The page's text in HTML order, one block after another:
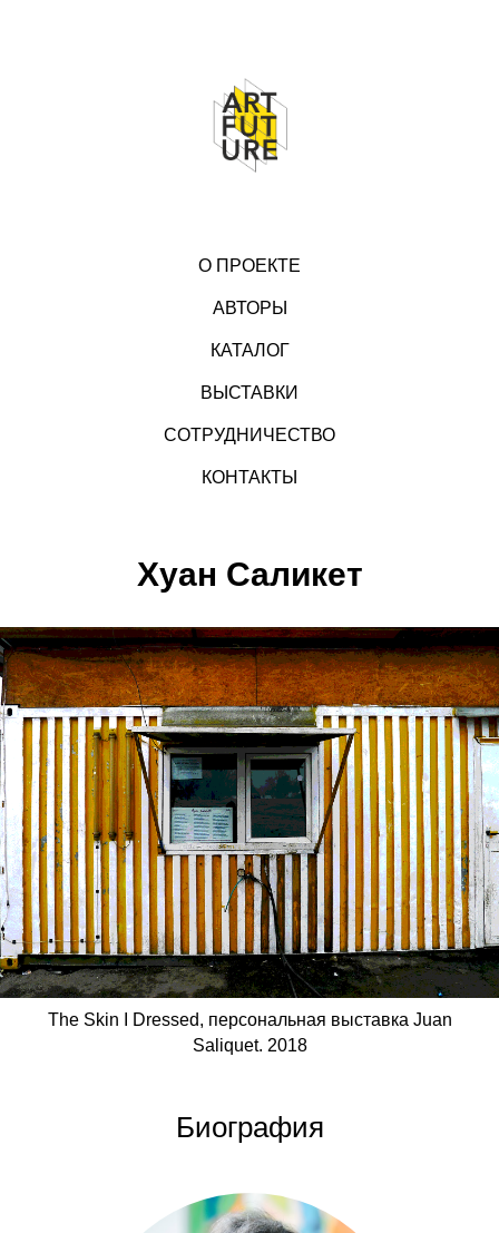
О ПРОЕКТЕ
АВТОРЫ
КАТАЛОГ
ВЫСТАВКИ
СОТРУДНИЧЕСТВО
КОНТАКТЫ
Хуан Саликет
The Skin I Dressed, персональная выставка Juan
Saliquet. 2018
Биография